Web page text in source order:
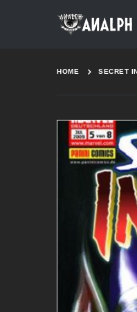
HOME SECRET
Skip
the
gallery